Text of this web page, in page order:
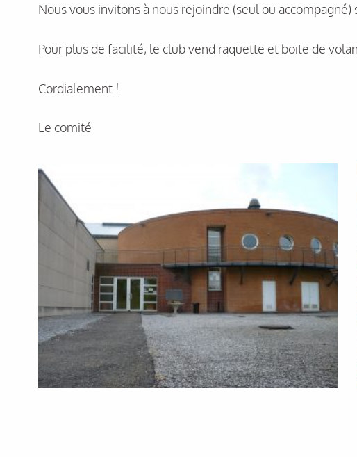
Nous vous invitons à nous rejoindre (seul ou
Pour plus de facilité, le club vend raquette et boite de
Cordialement !
Le comité